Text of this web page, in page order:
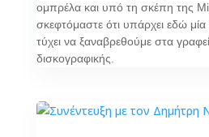
ομπρέλα και υπό τη σκέπη της
σκεφτόμαστε ότι υπάρχει εδώ μία
τύχει να ξαναβρεθούμε στα
δισκογραφικής.